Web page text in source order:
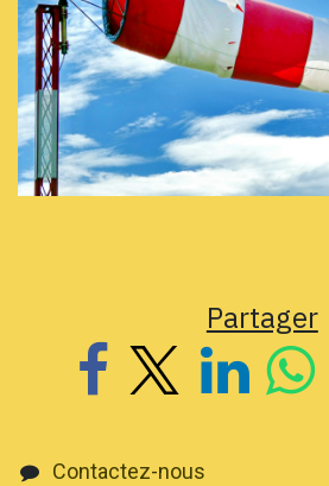
Partager
Contactez-nous